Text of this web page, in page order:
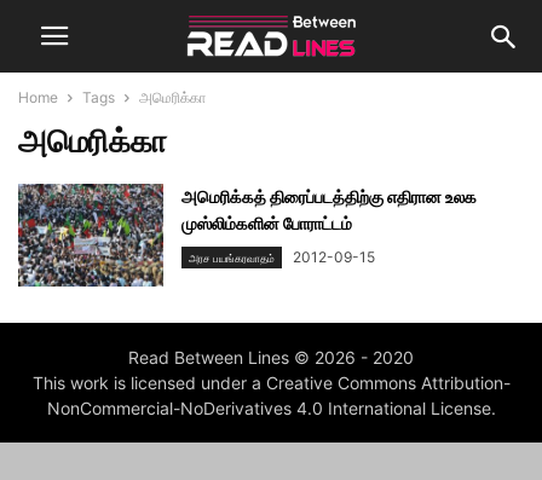
Home Tags அமெரிக்கா
அமெரிக்கா
அமெரிக்கத் திரைப்படத்திற்கு எதிரான உலக
முஸ்லிம்களின் போராட்டம்
அரச பயங்கரவாதம் 2012-09-15
Read Between Lines © 2026 - 2020
This work is licensed under a Creative Commons Attribution-
NonCommercial-NoDerivatives 4.0 International License.